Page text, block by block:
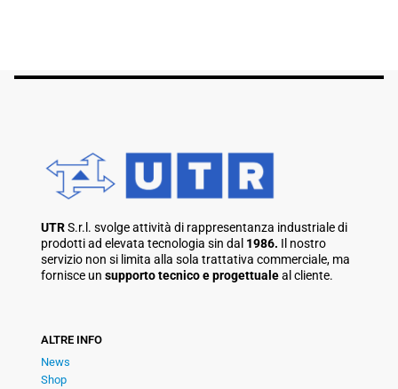
UTRS.r.l. svolge attività di rappresentanza industriale di
prodotti ad elevata tecnologia sin dal 1986. Il nostro
servizio non si limita alla sola trattativa commerciale, ma
fornisce un supporto tecnico e progettualeal cliente.
ALTRE INFO
News
Shop